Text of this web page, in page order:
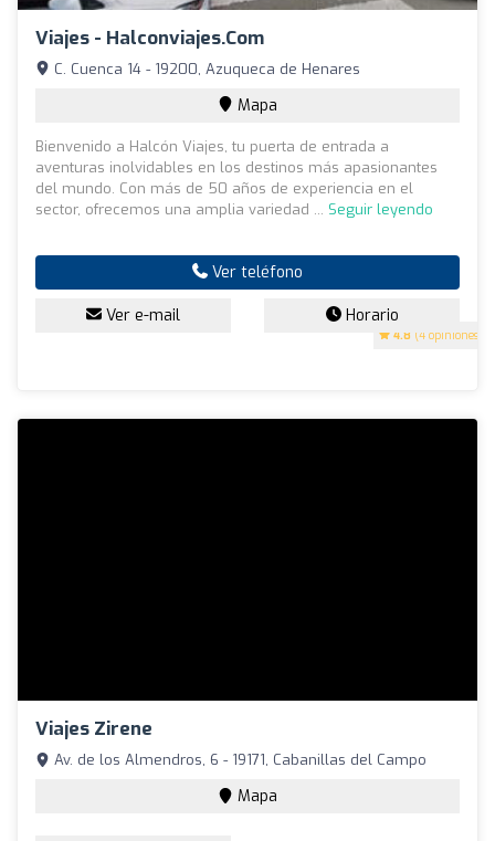
Viajes - Halconviajes.com
4.8 (4 opiniones)
C. Cuenca 14 - 19200, Azuqueca de Henares
Mapa
Bienvenido a Halcón Viajes, tu puerta de entrada a
aventuras inolvidables en los destinos más apasionantes
del mundo. Con más de 50 años de experiencia en el
sector, ofrecemos una amplia variedad ... Seguir leyendo
Ver teléfono
Ver e-mail Horario
Viajes Zirene
Av. de los Almendros, 6 - 19171, Cabanillas del Campo
Mapa